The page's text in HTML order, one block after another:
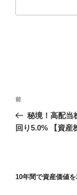
投
ナ
シ
前
の
投
前
秘境！高配当
回り5.0% 【資産
10年間で資産価値